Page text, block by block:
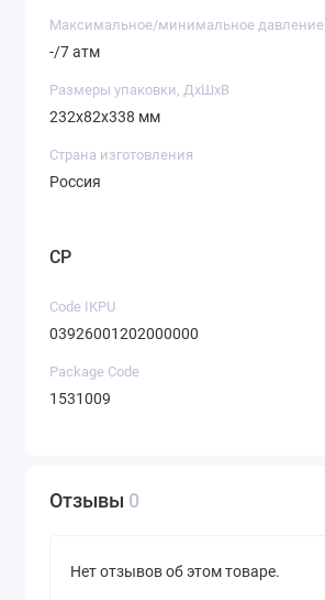
Максимальное/минимальное давление
-/7 атм
Размеры упаковки, ДхШхВ
232x82x338 мм
Страна изготовления
Россия
CP
Code IKPU
03926001202000000
Package Code
1531009
Отзывы 0
Нет отзывов об этом товаре.